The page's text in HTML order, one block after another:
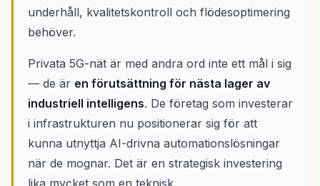
underhåll, kvalitetskontroll och flödesoptimering
behöver.
Privata 5G-nät är med andra ord inte ett mål i sig
— de är en förutsättning för nästa lager av
industriell intelligens. De företag som investerar
i infrastrukturen nu positionerar sig för att
kunna utnyttja AI-drivna automationslösningar
när de mognar. Det är en strategisk investering
lika mycket som en teknisk.